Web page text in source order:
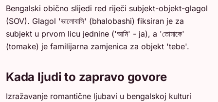
Bengalski obično slijedi red riječi subjekt-objekt-glagol
(SOV). Glagol 'ভালোবাসি' (bhalobashi) fiksiran je za
subjekt u prvom licu jednine ('আমি' - ja), a 'তোমাকে'
(tomake) je familijarna zamjenica za objekt 'tebe'.
Kada ljudi to zapravo govore
Izražavanje romantične ljubavi u bengalskoj kulturi